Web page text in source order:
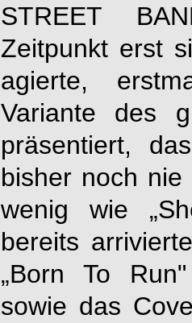
STREET
Zeitpunkt erst
agierte,
Variante des
präsentiert,
bisher noch
wenig wie
bereits
„Born To
sowie das